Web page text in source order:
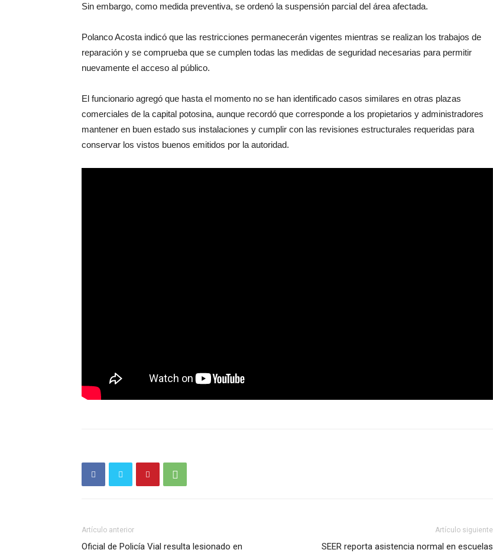
Sin embargo, como medida preventiva, se ordenó la suspensión parcial del área afectada.
Polanco Acosta indicó que las restricciones permanecerán vigentes mientras se realizan los trabajos de
reparación y se comprueba que se cumplen todas las medidas de seguridad necesarias para permitir
nuevamente el acceso al público.
El funcionario agregó que hasta el momento no se han identificado casos similares en otras plazas
comerciales de la capital potosina, aunque recordó que corresponde a los propietarios y administradores
mantener en buen estado sus instalaciones y cumplir con las revisiones estructurales requeridas para
conservar los vistos buenos emitidos por la autoridad.
Artículo anterior
Oficial de Policía Vial resulta lesionado en
Artículo siguiente
SEER reporta asistencia normal en escuelas